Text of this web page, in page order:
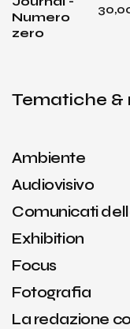
Tematiche &
Ambiente
Audiovisivo
Comunicati
Exhibition
Focus
Fotografia
La redazione